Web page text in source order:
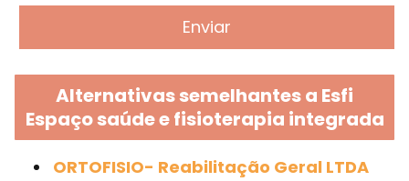
Alternativas semelhantes a Esfi
Espaço saúde e fisioterapia integrada
ORTOFISIO- Reabilitação Geral LTDA